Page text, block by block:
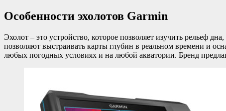
Особенности эхолотов Garmin
Эхолот – это устройство, которое позволяет изучить рельеф
позволяют выстраивать карты глубин в реальном времени и
любых погодных условиях и на любой акватории. Бренд